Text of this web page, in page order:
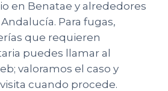
en Benatae y alrededores
Para fugas,
que requieren
puedes llamar al
valoramos el caso y
cuando procede.